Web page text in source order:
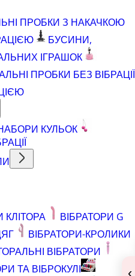
ПРОБКИ З НАКАЧКОЮ
БУСИНИ,
ІГРАШОК
ПРОБКИ БЕЗ ВІБРАЦІЇ
КУЛЬОК
ВІБРАТОРИ G
ВІБРАТОРИ-КРОЛИКИ
ВІБРАТОРИ
ТА ВІБРОКУЛІ ‹